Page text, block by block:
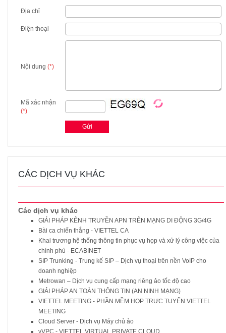
Địa chỉ
Điện thoại
Nội dung (*)
Mã xác nhận
(*)
CÁC DỊCH VỤ KHÁC
Các dịch vụ khác
GIẢI PHÁP KÊNH TRUYỀN APN TRÊN MẠNG DI ĐỘNG 3G/4G
Bài ca chiến thắng - VIETTEL CA
Khai trương hệ thống thông tin phục vụ họp và xử lý công việc của
chính phủ - ECABINET
SIP Trunking - Trung kế SIP – Dịch vụ thoại trên nền VoIP cho
doanh nghiệp
Metrowan – Dịch vụ cung cấp mạng riêng ảo tốc độ cao
GIẢI PHÁP AN TOÀN THÔNG TIN (AN NINH MẠNG)
VIETTEL MEETING - PHẦN MỀM HỌP TRỰC TUYẾN VIETTEL
MEETING
Cloud Server - Dịch vụ Máy chủ ảo
vVPC - VIETTEL VIRTUAL PRIVATE CLOUD